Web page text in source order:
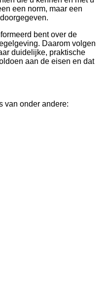
een norm, maar een
bent over de
Daarom volgen
duidelijke, praktische
aan de eisen en dat
van onder andere: